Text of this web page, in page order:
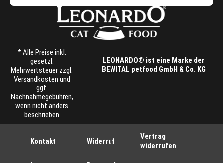
* Alle Preise inkl.
gesetzl.
Mehrwertsteuer zzgl.
Versandkosten und
ggf.
Nachnahmegebühren,
wenn nicht anders
beschrieben
LEONARDO® ist eine Marke der
BEWITAL petfood GmbH & Co. KG
Kontakt Widerruf
Vertrag
widerrufen